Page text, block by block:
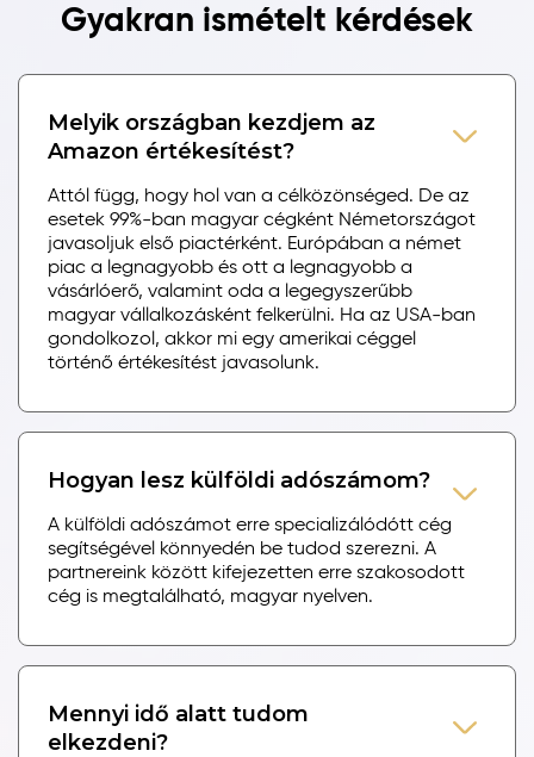
Gyakran ismételt kérdések
Melyik országban kezdjem az
Amazon értékesítést?
Attól függ, hogy hol van a célközönséged. De az
esetek 99%-ban magyar cégként Németországot
javasoljuk első piactérként. Európában a német
piac a legnagyobb és ott a legnagyobb a
vásárlóerő, valamint oda a legegyszerűbb
magyar vállalkozásként felkerülni. Ha az USA-ban
gondolkozol, akkor mi egy amerikai céggel
történő értékesítést javasolunk.
Hogyan lesz külföldi adószámom?
A külföldi adószámot erre specializálódótt cég
segítségével könnyedén be tudod szerezni. A
partnereink között kifejezetten erre szakosodott
cég is megtalálható, magyar nyelven.
Mennyi idő alatt tudom
elkezdeni?